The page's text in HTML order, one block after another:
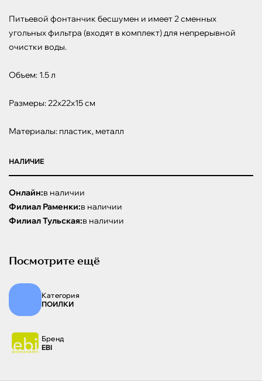
Питьевой фонтанчик бесшумен и имеет 2 сменных
угольных фильтра (входят в комплект) для непрерывной
очистки воды.
Объем: 1.5 л
Размеры: 22x22x15 см
Материалы: пластик, металл
НАЛИЧИЕ
Онлайн:в наличии
Филиал Раменки:в наличии
Филиал Тульская:в наличии
Посмотрите ещё
Категория
ПОИЛКИ
Бренд
EBI